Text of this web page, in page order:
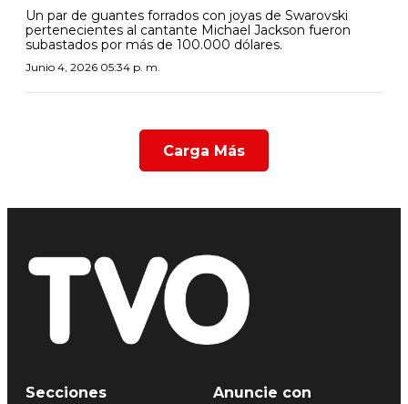
Un par de guantes forrados con joyas de Swarovski
pertenecientes al cantante Michael Jackson fueron
subastados por más de 100.000 dólares.
Junio 4, 2026 05:34 p. m.
Carga Más
Secciones
Anuncie con